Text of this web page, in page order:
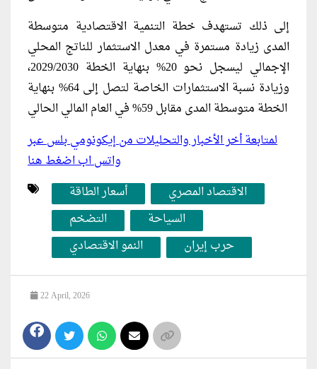
إلى ذلك تستهدف خطة التنمية الاقتصادية متوسطة
المدى زيادة مستمرة في معدل الاستثمار للناتج المحلي
الإجمالي ليسجل نحو 20% بنهاية الخطة 2029/2030،
وزيادة نسبة الاستثمارات الخاصة لتصل إلى 64% بنهاية
الخطة متوسطة المدى مقابل 59% في العام المالي الحالي
لمتابعة أخر الأخبار والتحليلات من إيكونومي بلس عبر
واتس اب اضغط هنا
أسعار الطاقة
الاقتصاد المصري
التضخم
السياحة
النمو الاقتصادي
حرب إيران
22 April, 2026